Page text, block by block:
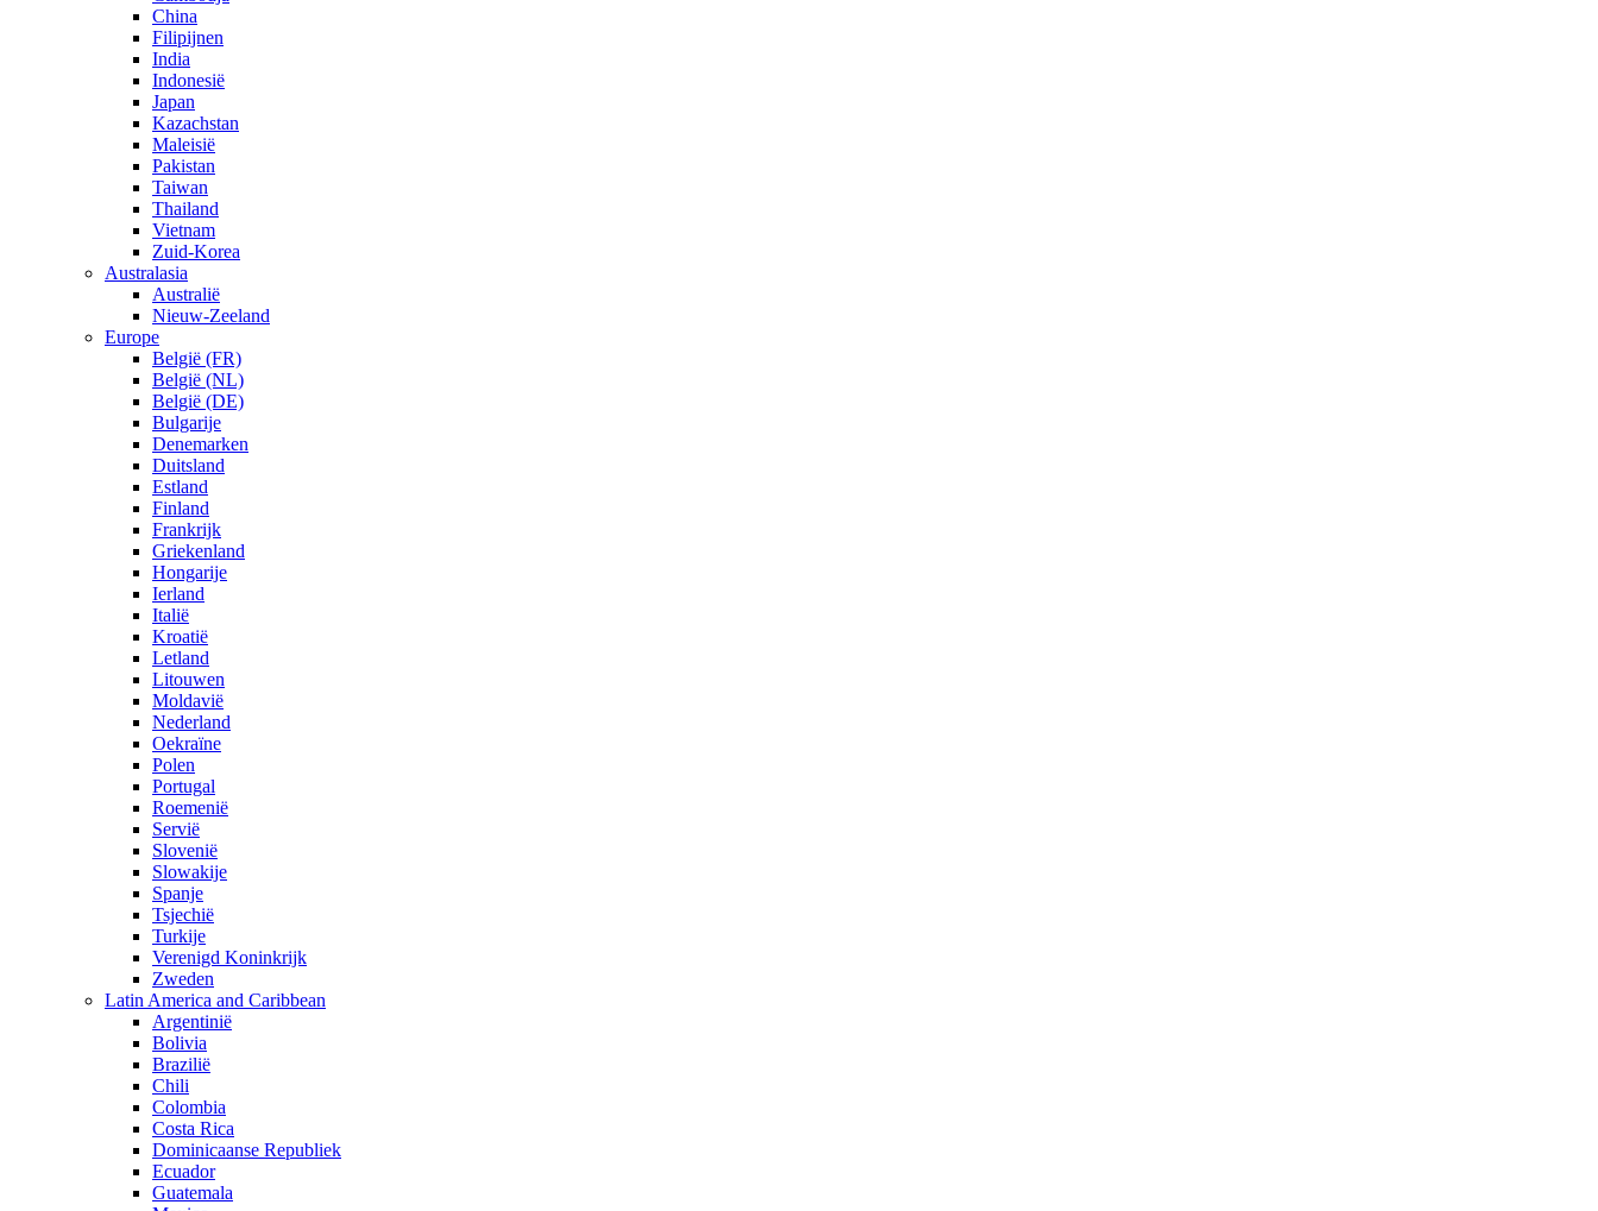
China
Filipijnen
India
Indonesië
Japan
Kazachstan
Maleisië
Pakistan
Taiwan
Thailand
Vietnam
Zuid-Korea
Australasia
Australië
Nieuw-Zeeland
Europe
België (FR)
België (NL)
België (DE)
Bulgarije
Denemarken
Duitsland
Estland
Finland
Frankrijk
Griekenland
Hongarije
Ierland
Italië
Kroatië
Letland
Litouwen
Moldavië
Nederland
Oekraïne
Polen
Portugal
Roemenië
Servië
Slovenië
Slowakije
Spanje
Tsjechië
Turkije
Verenigd Koninkrijk
Zweden
Latin America and Caribbean
Argentinië
Bolivia
Brazilië
Chili
Colombia
Costa Rica
Dominicaanse Republiek
Ecuador
Guatemala